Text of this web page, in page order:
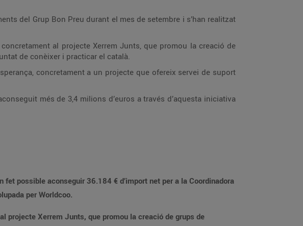
del Grup Bon Preu durant el mes de setembre i s’han realitzat
al projecte Xerrem Junts, que promou la creació de
de conèixer i practicar el català.
concretament a un projecte que ofereix servei de suport
més de 3,4 milions d’euros a través d’aquesta iniciativa
fet possible aconseguir 36.184 € d’import net per a la Coordinadora
per Worldcoo.
projecte Xerrem Junts, que promou la creació de grups de